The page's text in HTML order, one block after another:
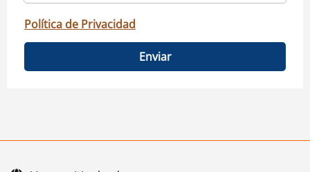
Política de Privacidad
Enviar